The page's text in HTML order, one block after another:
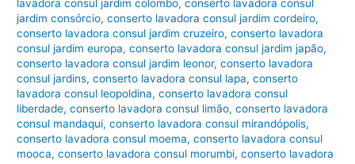
lavadora consul jardim colombo,conserto lavadora consul
jardim consórcio,conserto lavadora consul jardim cordeiro,
conserto lavadora consul jardim cruzeiro,conserto lavadora
consul jardim europa,conserto lavadora consul jardim japão,
conserto lavadora consul jardim leonor,conserto lavadora
consul jardins,conserto lavadora consul lapa,conserto
lavadora consul leopoldina,conserto lavadora consul
liberdade,conserto lavadora consul limão,conserto lavadora
consul mandaqui,conserto lavadora consul mirandópolis,
conserto lavadora consul moema,conserto lavadora consul
mooca,conserto lavadora consul morumbi,conserto lavadora